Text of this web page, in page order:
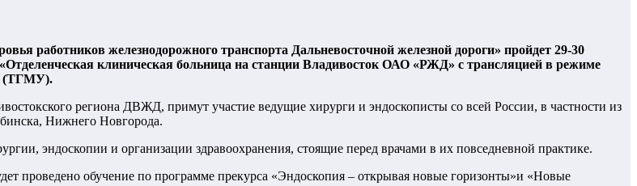
работников железнодорожного транспорта Дальневосточной железной дороги» пройдет 29-30
клиническая больница на станции Владивосток ОАО «РЖД» с трансляцией в режиме
(ТГМУ).
региона ДВЖД, примут участие ведущие хирурги и эндоскописты со всей России, в частности из
Нижнего Новгорода.
эндоскопии и организации здравоохранения, стоящие перед врачами в их повседневной практике.
проведено обучение по программе прекурса «Эндоскопия – открывая новые горизонты»и «Новые